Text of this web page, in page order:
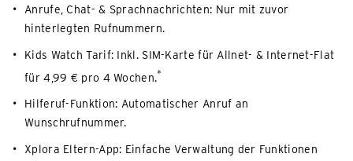
Anrufe, Chat- & Sprachnachrichten: Nur mit zuvor
hinterlegten Rufnummern.
Kids Watch Tarif: Inkl. SIM-Karte für Allnet- & Internet-Flat
für 4,99 € pro 4 Wochen.*
Hilferuf-Funktion: Automatischer Anruf an
Wunschrufnummer.
Xplora Eltern-App: Einfache Verwaltung der Funktionen